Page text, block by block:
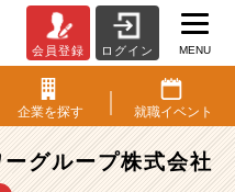
会員登録 ログイン MENU
企業を探す 就職イベント
グループ株式会社